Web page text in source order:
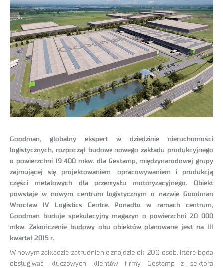
Goodman, globalny ekspert w dziedzinie nieruchomości
logistycznych, rozpoczął budowę nowego zakładu produkcyjnego
o powierzchni 19 400 mkw. dla Gestamp, międzynarodowej grupy
zajmującej się projektowaniem, opracowywaniem i produkcją
części metalowych dla przemysłu motoryzacyjnego. Obiekt
powstaje w nowym centrum logistycznym o nazwie Goodman
Wrocław IV Logistics Centre. Ponadto w ramach centrum,
Goodman buduje spekulacyjny magazyn o powierzchni 20 000
mkw. Zakończenie budowy obu obiektów planowane jest na III
kwartał 2015 r.
W nowym zakładzie zatrudnienie znajdzie ok. 200 osób, które będą
obsługiwać kluczowych klientów firmy Gestamp z sektora